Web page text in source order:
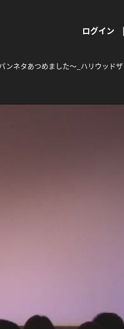
ログイン |
ネタあつめました〜_ハリウッド